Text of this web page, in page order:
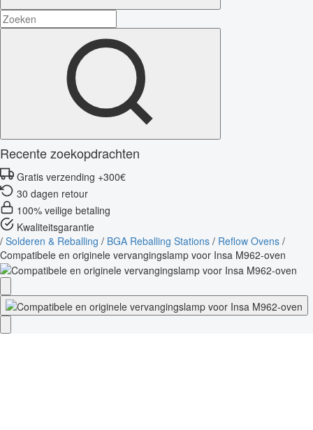
Recente zoekopdrachten
Gratis verzending +300€
30 dagen retour
100% veilige betaling
Kwaliteitsgarantie
/ Solderen & Reballing / BGA Reballing Stations / Reflow Ovens /
Compatibele en originele vervangingslamp voor Insa M962-oven